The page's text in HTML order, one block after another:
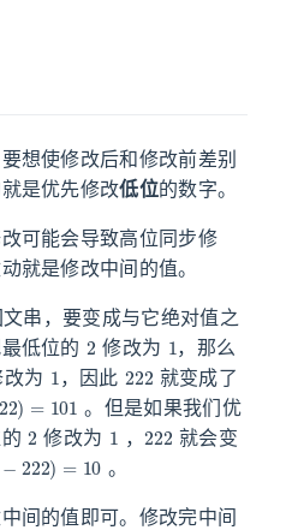
想使修改后和修改前差别
是优先修改低位的数字。
可能会导致高位同步修
就是修改中间的值。
串，要变成与它绝对值之
最低位的
2
修改为
1
，那么
为
1
，因此
222
就变成了
)=101
。但是如果我们优
的
2
修改为
1
，
222
就会变
222 )=10
。
间的值即可。修改完中间